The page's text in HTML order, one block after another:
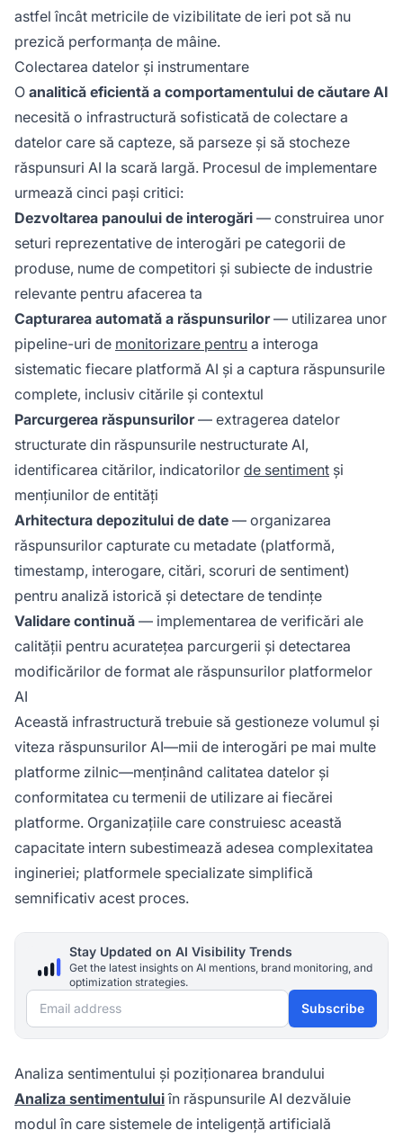
astfel încât metricile de vizibilitate de ieri pot să nu
prezică performanța de mâine.
Colectarea datelor și instrumentare
O analitică eficientă a comportamentului de căutare AI
necesită o infrastructură sofisticată de colectare a
datelor care să capteze, să parseze și să stocheze
răspunsuri AI la scară largă. Procesul de implementare
urmează cinci pași critici:
Dezvoltarea panoului de interogări — construirea unor
seturi reprezentative de interogări pe categorii de
produse, nume de competitori și subiecte de industrie
relevante pentru afacerea ta
Capturarea automată a răspunsurilor— utilizarea unor
pipeline-uri de monitorizare pentru a interoga
sistematic fiecare platformă AI și a captura răspunsurile
complete, inclusiv citările și contextul
Parcurgerea răspunsurilor— extragerea datelor
structurate din răspunsurile nestructurate AI,
identificarea citărilor, indicatorilor de sentiment și
mențiunilor de entități
Arhitectura depozitului de date — organizarea
răspunsurilor capturate cu metadate (platformă,
timestamp, interogare, citări, scoruri de sentiment)
pentru analiză istorică și detectare de tendințe
Validare continuă — implementarea de verificări ale
calității pentru acuratețea parcurgerii și detectarea
modificărilor de format ale răspunsurilor platformelor
AI
Această infrastructură trebuie să gestioneze volumul și
viteza răspunsurilor AI—mii de interogări pe mai multe
platforme zilnic—menținând calitatea datelor și
conformitatea cu termenii de utilizare ai fiecărei
platforme. Organizațiile care construiesc această
capacitate intern subestimează adesea complexitatea
ingineriei; platformele specializate simplifică
semnificativ acest proces.
Stay Updated on AI Visibility Trends
Get the latest insights on AI mentions, brand monitoring, and
optimization strategies.
Email address Subscribe
Analiza sentimentului și poziționarea brandului
Analiza sentimentuluiîn răspunsurile AI dezvăluie
modul în care sistemele de inteligență artificială